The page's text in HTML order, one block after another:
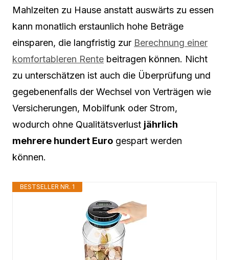
Mahlzeiten zu Hause anstatt auswärts zu essen
kann monatlich erstaunlich hohe Beträge
einsparen, die langfristig zur Berechnung einer
komfortableren Rente beitragen können. Nicht
zu unterschätzen ist auch die Überprüfung und
gegebenenfalls der Wechsel von Verträgen wie
Versicherungen, Mobilfunk oder Strom,
wodurch ohne Qualitätsverlust jährlich
mehrere hundert Euro gespart werden
können.
BESTSELLER NR. 1